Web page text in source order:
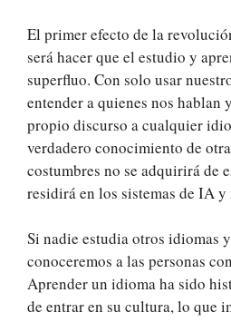
El primer efecto de la
será hacer que el estudio y
superfluo. Con solo usar
entender a quienes nos hablan
propio discurso a cualquier
verdadero conocimiento de
costumbres no se adquirirá de
residirá en los sistemas de IA y
Si nadie estudia otros idiomas
conoceremos a las personas
Aprender un idioma ha sido
de entrar en su cultura, lo que